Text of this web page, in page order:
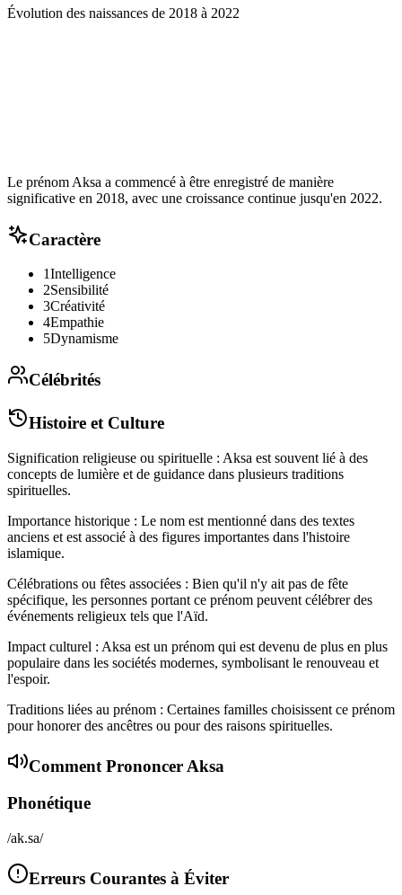
Évolution des naissances de 2018 à 2022
Le prénom Aksa a commencé à être enregistré de manière
significative en 2018, avec une croissance continue jusqu'en 2022.
Caractère
1Intelligence
2Sensibilité
3Créativité
4Empathie
5Dynamisme
Célébrités
Histoire et Culture
Signification religieuse ou spirituelle : Aksa est souvent lié à des
concepts de lumière et de guidance dans plusieurs traditions
spirituelles.
Importance historique : Le nom est mentionné dans des textes
anciens et est associé à des figures importantes dans l'histoire
islamique.
Célébrations ou fêtes associées : Bien qu'il n'y ait pas de fête
spécifique, les personnes portant ce prénom peuvent célébrer des
événements religieux tels que l'Aïd.
Impact culturel : Aksa est un prénom qui est devenu de plus en plus
populaire dans les sociétés modernes, symbolisant le renouveau et
l'espoir.
Traditions liées au prénom : Certaines familles choisissent ce prénom
pour honorer des ancêtres ou pour des raisons spirituelles.
Comment PrononcerAksa
Phonétique
/ak.sa/
Erreurs Courantes à Éviter